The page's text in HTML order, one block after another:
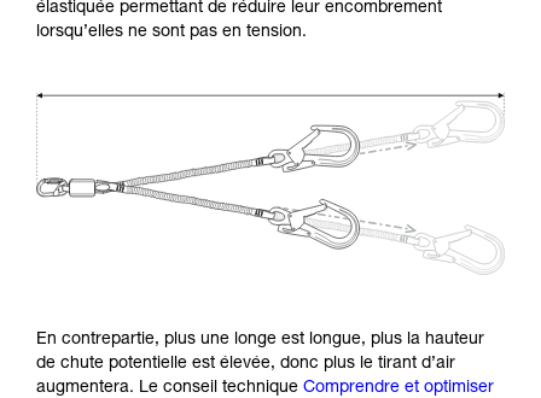
élastiquée permettant de réduire leur encombrement
lorsqu’elles ne sont pas en tension.
En contrepartie, plus une longe est longue, plus la hauteur
de chute potentielle est élevée, donc plus le tirant d’air
augmentera. Le conseil technique Comprendre et optimiser